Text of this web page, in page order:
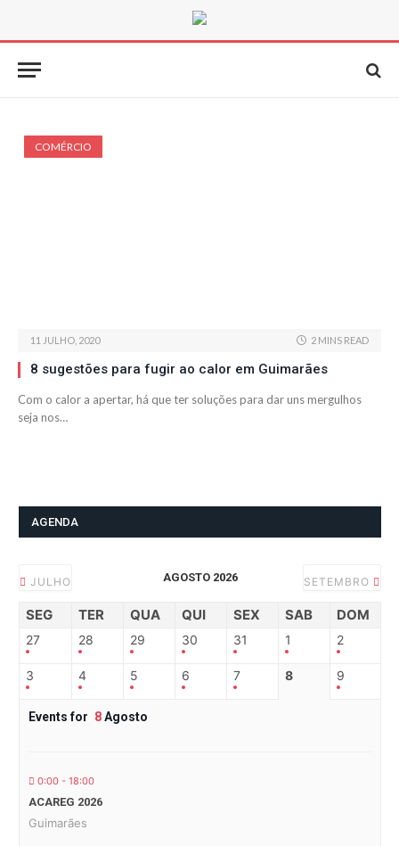
COMÉRCIO
11 JULHO, 2020 2 MINS READ
8 sugestões para fugir ao calor em Guimarães
Com o calor a apertar, há que ter soluções para dar uns mergulhos
seja nos…
AGENDA
JULHO AGOSTO 2026 SETEMBRO
SEG TER QUA QUI SEX SAB DOM
27 28 29 30 31 1 2
3 4 5 6 7 8 9
Events for 8Agosto
0:00 - 18:00
ACAREG 2026
Guimarães